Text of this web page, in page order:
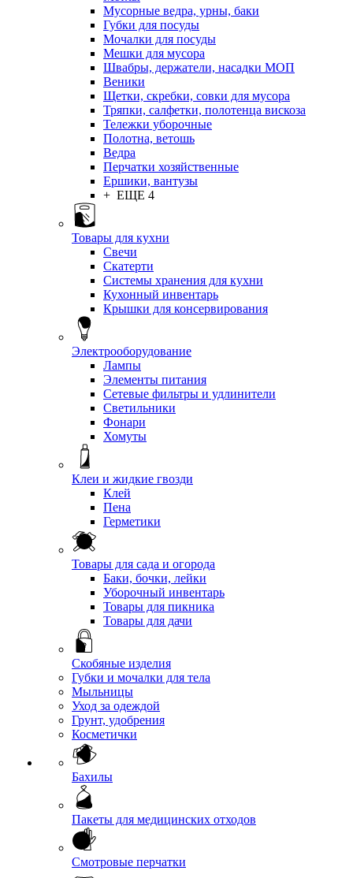
Мусорные ведра, урны, баки
Губки для посуды
Мочалки для посуды
Мешки для мусора
Швабры, держатели, насадки МОП
Веники
Щетки, скребки, совки для мусора
Тряпки, салфетки, полотенца вискоза
Тележки уборочные
Полотна, ветошь
Ведра
Перчатки хозяйственные
Ершики, вантузы
+ ЕЩЕ 4
Товары для кухни
Свечи
Скатерти
Системы хранения для кухни
Кухонный инвентарь
Крышки для консервирования
Электрооборудование
Лампы
Элементы питания
Сетевые фильтры и удлинители
Светильники
Фонари
Хомуты
Клеи и жидкие гвозди
Клей
Пена
Герметики
Товары для сада и огорода
Баки, бочки, лейки
Уборочный инвентарь
Товары для пикника
Товары для дачи
Скобяные изделия
Губки и мочалки для тела
Мыльницы
Уход за одеждой
Грунт, удобрения
Косметички
Бахилы
Пакеты для медицинских отходов
Смотровые перчатки